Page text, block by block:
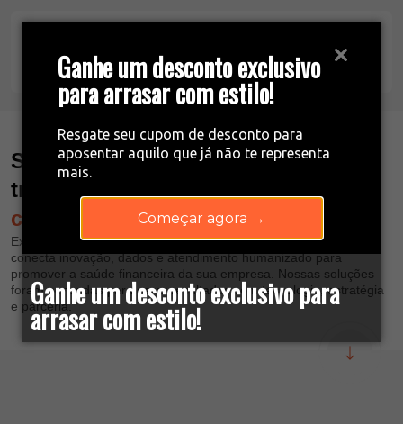
Ganhe um desconto exclusivo
para arrasar com estilo!
Resgate seu cupom de desconto para
aposentar aquilo que já não te representa
mais.
Começar agora →
Ganhe um desconto exclusivo para
arrasar com estilo!
Soluções inteligentes para
transformar
cobrança
Explore nossas Business Units e descubra como a 4C Digital
conecta inovação, dados e atendimento humanizado para
promover a saúde financeira da sua empresa. Nossas soluções
foram pensadas para gerar resultados com tecnologia, estratégia
e parceria.